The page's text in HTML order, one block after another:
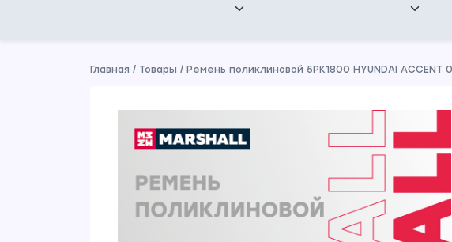
Главная / Товары / Ремень поликлиновой 5PK1800 HYUNDAI ACCENT